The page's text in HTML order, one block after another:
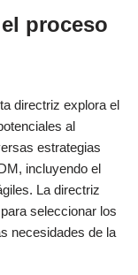
proceso
directriz explora el
al
estrategias
incluyendo el
La directriz
seleccionar los
necesidades de la